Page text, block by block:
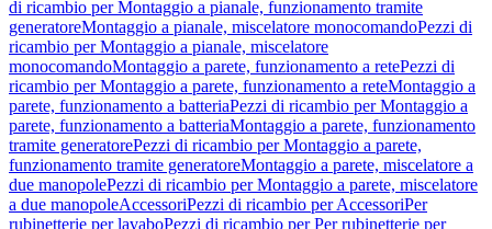
di ricambio per Montaggio a pianale, funzionamento tramite
generatoreMontaggio a pianale, miscelatore monocomandoPezzi di
ricambio per Montaggio a pianale, miscelatore
monocomandoMontaggio a parete, funzionamento a retePezzi di
ricambio per Montaggio a parete, funzionamento a reteMontaggio a
parete, funzionamento a batteriaPezzi di ricambio per Montaggio a
parete, funzionamento a batteriaMontaggio a parete, funzionamento
tramite generatorePezzi di ricambio per Montaggio a parete,
funzionamento tramite generatoreMontaggio a parete, miscelatore a
due manopolePezzi di ricambio per Montaggio a parete, miscelatore
a due manopoleAccessoriPezzi di ricambio per AccessoriPer
rubinetterie per lavaboPezzi di ricambio per Per rubinetterie per